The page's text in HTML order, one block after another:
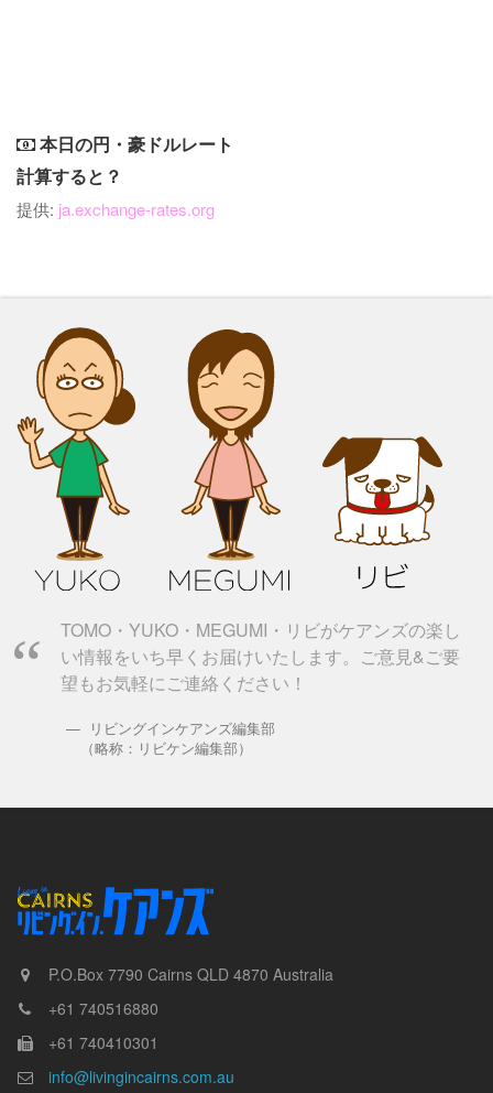
本日の円・豪ドルレート
計算すると？
提供: ja.exchange-rates.org
TOMO・YUKO・MEGUMI・リビがケアンズの楽し
い情報をいち早くお届けいたします。ご意見&ご要
望もお気軽にご連絡ください！
リビングインケアンズ編集部
（略称：リビケン編集部）
P.O.Box 7790 Cairns QLD 4870 Australia
+61 740516880
+61 740410301
info@livingincairns.com.au